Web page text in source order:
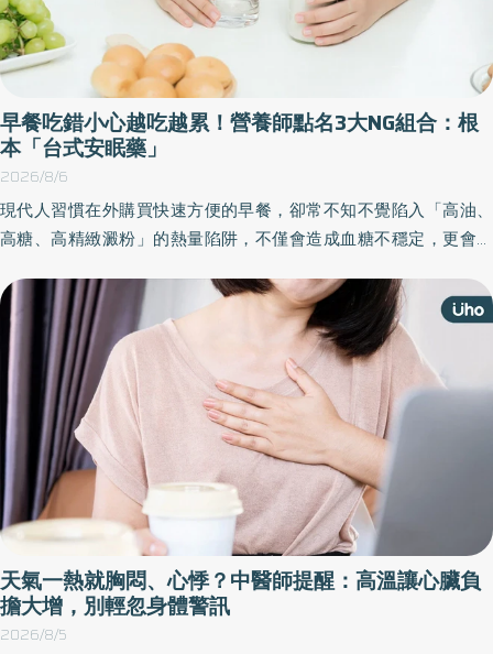
早餐吃錯小心越吃越累！營養師點名3大NG組合：根
本「台式安眠藥」
2026/8/6
現代人習慣在外購買快速方便的早餐，卻常不知不覺陷入「高油、
高糖、高精緻澱粉」的熱量陷阱，不僅會造成血糖不穩定，更會引
含主食澱粉、豆魚蛋肉、蔬菜以及油脂等元素，四者缺一不可。
天氣一熱就胸悶、心悸？中醫師提醒：高溫讓心臟負
擔大增，別輕忽身體警訊
2026/8/5